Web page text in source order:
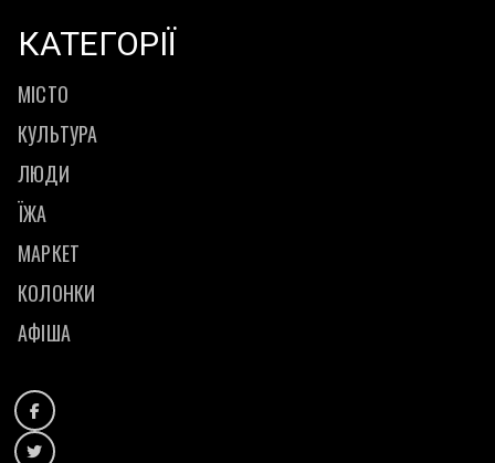
КАТЕГОРІЇ
МІСТО
КУЛЬТУРА
ЛЮДИ
ЇЖА
МАРКЕТ
КОЛОНКИ
АФІША